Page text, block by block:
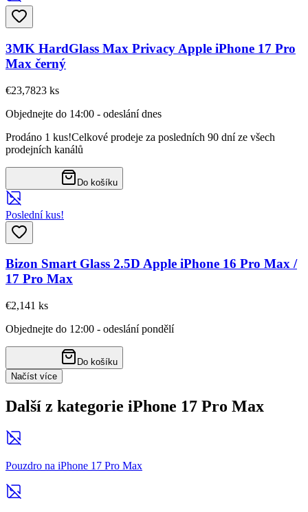
3MK HardGlass Max Privacy Apple iPhone 17 Pro
Max černý
€23,7823 ks
Objednejte do 14:00 - odeslání dnes
Prodáno 1 kus!Celkové prodeje za posledních 90 dní ze všech
prodejních kanálů
Do košíku
Poslední kus!
Bizon Smart Glass 2.5D Apple iPhone 16 Pro Max /
17 Pro Max
€2,141 ks
Objednejte do 12:00 - odeslání pondělí
Do košíku
Načíst více
Další z kategorie iPhone 17 Pro Max
Pouzdro na iPhone 17 Pro Max